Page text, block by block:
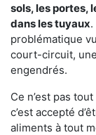
sols, les portes,
dans les tuyaux
problématique
court-circuit,
engendrés.
Ce n’est pas
c’est accepté
aliments à tout